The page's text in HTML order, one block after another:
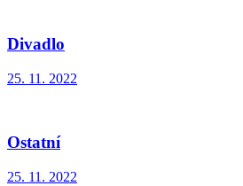
Divadlo
25. 11. 2022
Ostatní
25. 11. 2022